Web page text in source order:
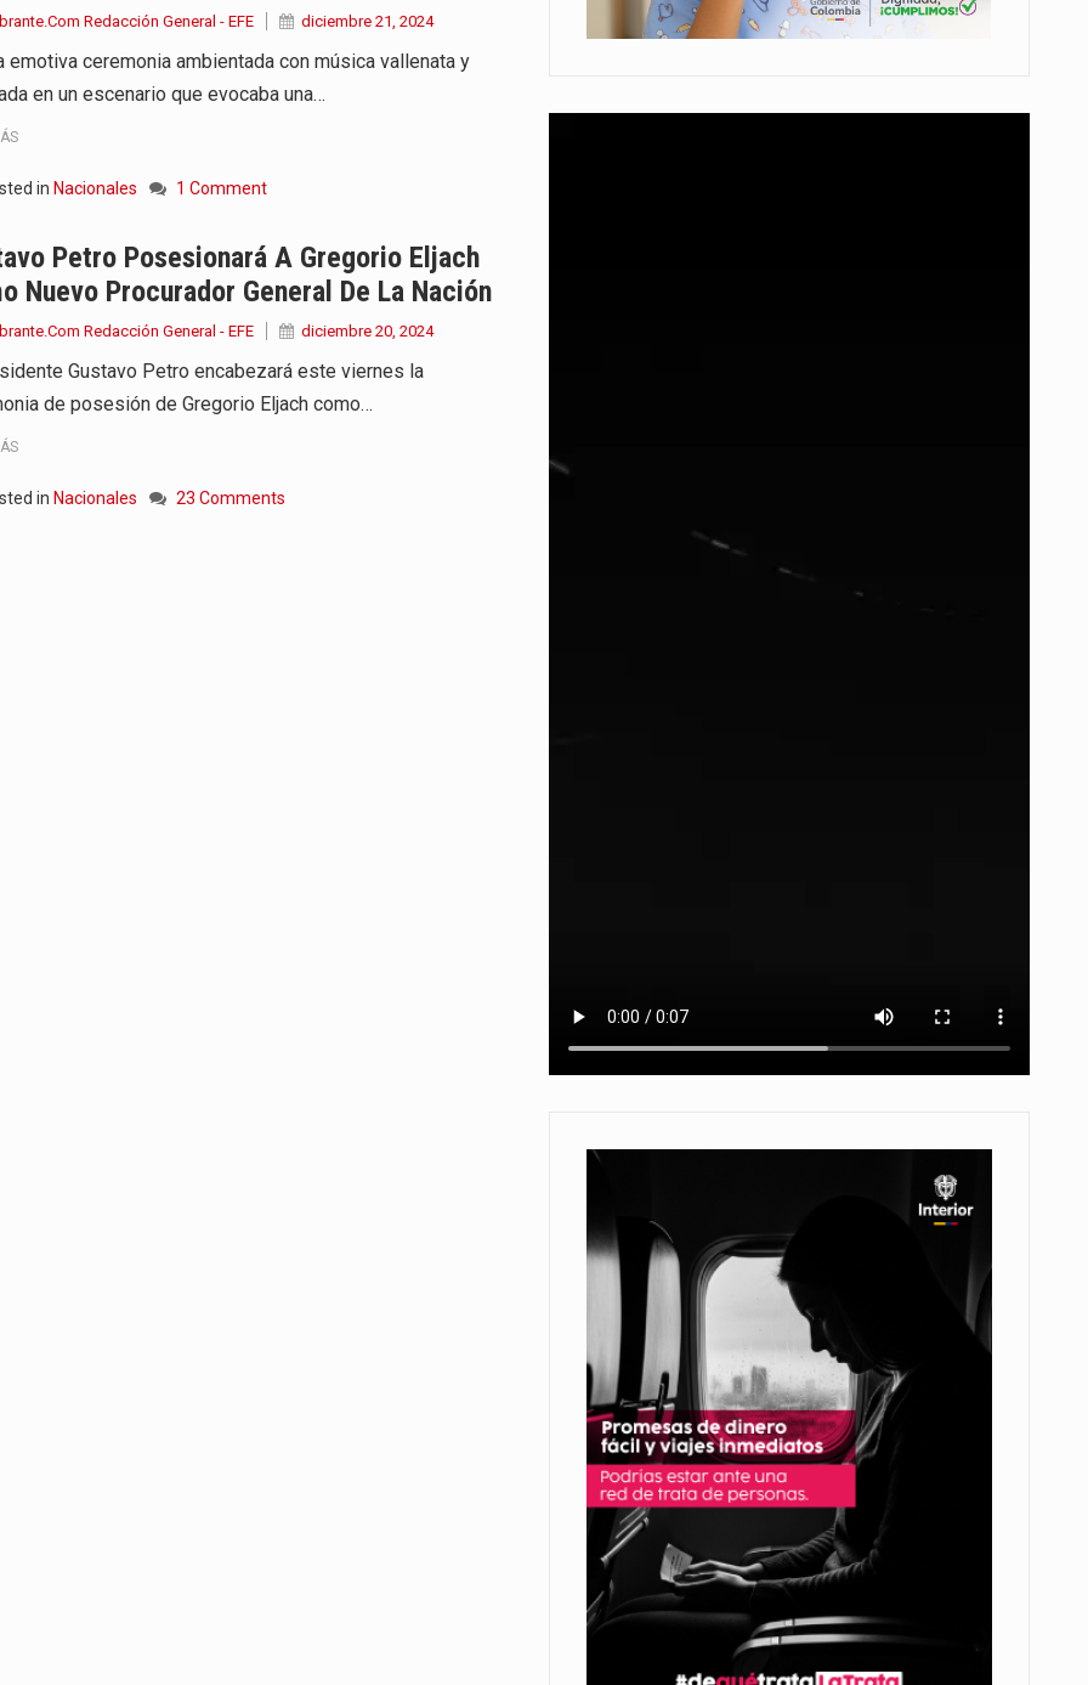
Redacción General - EFE diciembre 21, 2024
emotiva ceremonia ambientada con música vallenata y
en un escenario que evocaba una…
in Nacionales 1 Comment
Petro Posesionará A Gregorio Eljach
Nuevo Procurador General De La Nación
Redacción General - EFE diciembre 20, 2024
Gustavo Petro encabezará este viernes la
de posesión de Gregorio Eljach como…
in Nacionales 23 Comments